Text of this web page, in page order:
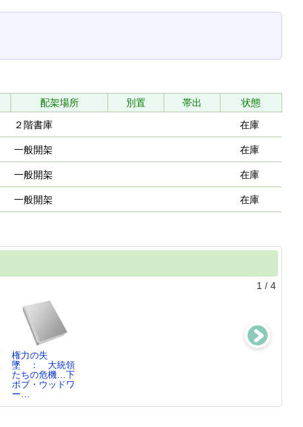
配架場所 別置 帯出
状態
２階書庫 在庫
一般開架 在庫
一般開架 在庫
一般開架 在庫
1 / 4
権力の失
墜 ： 大統領
たちの危機…下
ボブ・ウッドワ
ー…